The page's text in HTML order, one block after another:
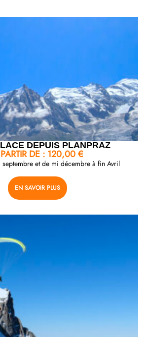
DEPUIS PLANPRAZ
DE : 120,00€
et de mi décembre à fin Avril
EN SAVOIR PLUS